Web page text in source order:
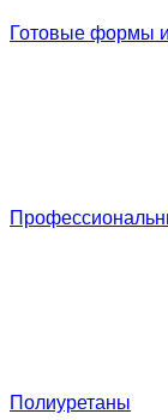
Готовые формы
Полиуретаны